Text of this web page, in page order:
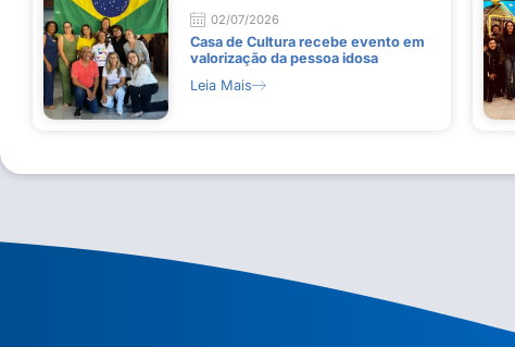
02/07/2026
Casa de Cultura recebe evento em
valorização da pessoa idosa
Leia Mais